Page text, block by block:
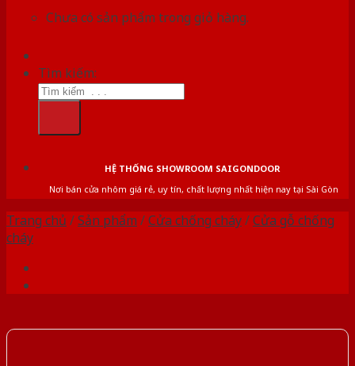
Chưa có sản phẩm trong giỏ hàng.
Tìm kiếm:
HỆ THỐNG SHOWROOM SAIGONDOOR
Nơi bán cửa nhôm giá rẻ, uy tín, chất lượng nhất hiện nay tại Sài Gòn
Trang chủ /Sản phẩm /Cửa chống cháy/Cửa gỗ chống
cháy